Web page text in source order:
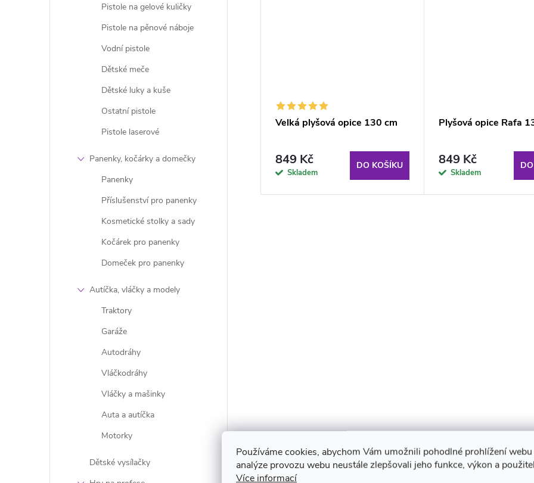
Používáme cookies, abychom Vám umožnili pohodlné prohlížení
analýze provozu webu neustále zlepšovali jeho funkce, výkon a
Více informací
Pistole na gelové kuličky
Pistole na pěnové náboje
Vodní pistole
Dětské meče
Dětské luky a kuše
Ostatní pistole
Pistole laserové
Panenky, kočárky a domečky
Panenky
Příslušenství pro panenky
Kosmetické stolky a sady
Kočárek pro panenky
Domeček pro panenky
Autíčka, vláčky a modely
Traktory
Garáže
Autodráhy
Vláčkodráhy
Vláčky a mašinky
Auta a autíčka
Motorky
Dětské vysílačky
Velká plyšová opice 130 cm
849 Kč
Skladem
DO KOŠÍKU
Plyšová opice Rafa
849 Kč
Skladem
p
r
v